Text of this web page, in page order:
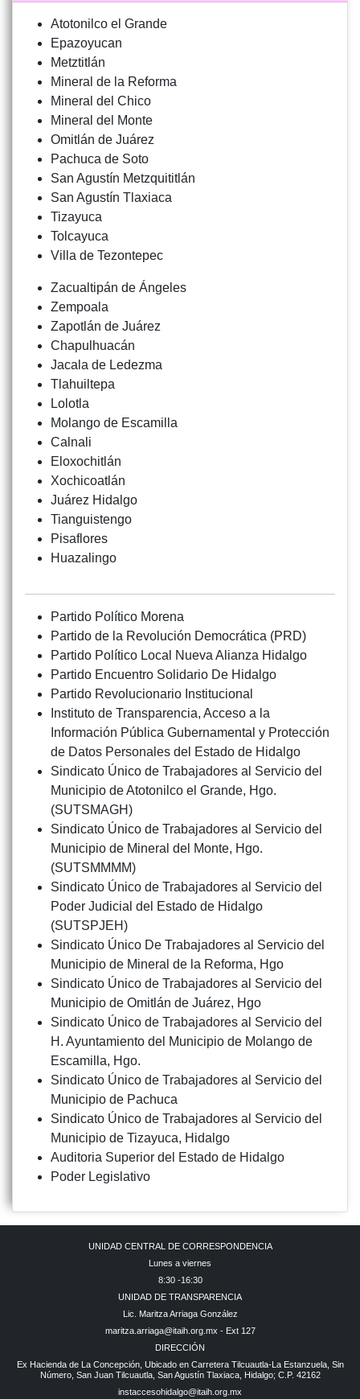
Atotonilco el Grande
Epazoyucan
Metztitlán
Mineral de la Reforma
Mineral del Chico
Mineral del Monte
Omitlán de Juárez
Pachuca de Soto
San Agustín Metzquititlán
San Agustín Tlaxiaca
Tizayuca
Tolcayuca
Villa de Tezontepec
Zacualtipán de Ángeles
Zempoala
Zapotlán de Juárez
Chapulhuacán
Jacala de Ledezma
Tlahuiltepa
Lolotla
Molango de Escamilla
Calnali
Eloxochitlán
Xochicoatlán
Juárez Hidalgo
Tianguistengo
Pisaflores
Huazalingo
Partido Político Morena
Partido de la Revolución Democrática (PRD)
Partido Político Local Nueva Alianza Hidalgo
Partido Encuentro Solidario De Hidalgo
Partido Revolucionario Institucional
Instituto de Transparencia, Acceso a la
Información Pública Gubernamental y Protección
de Datos Personales del Estado de Hidalgo
Sindicato Único de Trabajadores al Servicio del
Municipio de Atotonilco el Grande, Hgo.
(SUTSMAGH)
Sindicato Único de Trabajadores al Servicio del
Municipio de Mineral del Monte, Hgo.
(SUTSMMMM)
Sindicato Único de Trabajadores al Servicio del
Poder Judicial del Estado de Hidalgo
(SUTSPJEH)
Sindicato Único De Trabajadores al Servicio del
Municipio de Mineral de la Reforma, Hgo
Sindicato Único de Trabajadores al Servicio del
Municipio de Omitlán de Juárez, Hgo
Sindicato Único de Trabajadores al Servicio del
H. Ayuntamiento del Municipio de Molango de
Escamilla, Hgo.
Sindicato Único de Trabajadores al Servicio del
Municipio de Pachuca
Sindicato Único de Trabajadores al Servicio del
Municipio de Tizayuca, Hidalgo
Auditoria Superior del Estado de Hidalgo
Poder Legislativo
UNIDAD CENTRAL DE CORRESPONDENCIA
Lunes a viernes
8:30 -16:30
UNIDAD DE TRANSPARENCIA
Lic. Maritza Arriaga González
maritza.arriaga@itaih.org.mx - Ext 127
DIRECCIÓN
Ex Hacienda de La Concepción, Ubicado en Carretera Tilcuautla-La Estanzuela, Sin
Número, San Juan Tilcuautla, San Agustín Tlaxiaca, Hidalgo; C.P. 42162
instaccesohidalgo@itaih.org.mx